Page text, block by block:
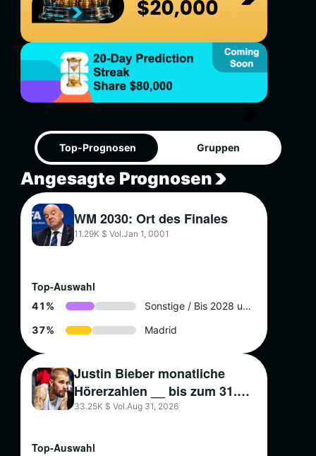
Top-Prognosen Gruppen
Angesagte Prognosen
WM 2030: Ort des Finales
11.29K $ Vol.Jan 1, 0001
Top-Auswahl
41 %
Sonstige / Bis 2028 unbestätigt
37% Madrid
Justin Bieber monatliche
Hörerzahlen __ bis zum 31.
August?
33.25K $ Vol.Aug 31, 2026
Top-Auswahl